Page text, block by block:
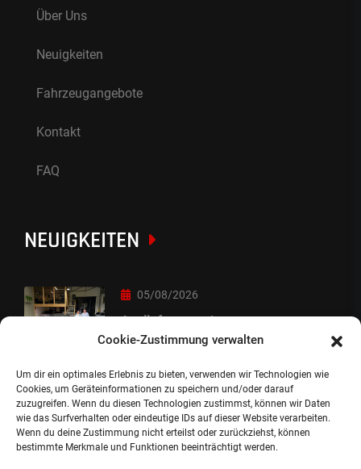
Cookie-Zustimmung verwalten
Um dir ein optimales Erlebnis zu bieten, verwenden wir Technologien wie
Cookies, um Geräteinformationen zu speichern und/oder darauf
zuzugreifen. Wenn du diesen Technologien zustimmst, können wir Daten
wie das Surfverhalten oder eindeutige IDs auf dieser Website verarbeiten.
Wenn du deine Zustimmung nicht erteilst oder zurückziehst, können
bestimmte Merkmale und Funktionen beeinträchtigt werden.
Über Uns
Neuigkeiten
Fahrzeugangebote
Kontakt
FAQ
NEUIGKEITEN
05/08/2026
Auslieferung :-)
05/08/2026
besondere Übergabe